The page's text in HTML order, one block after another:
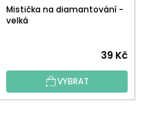
Mistička na diamantování -
velká
39 Kč
VYBRAT